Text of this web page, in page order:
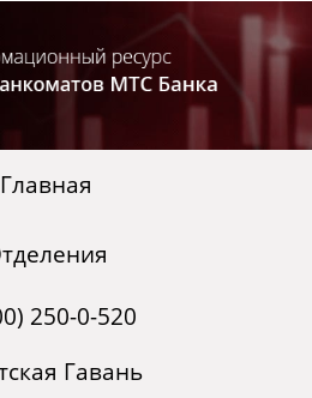
Главная
250-0-520
Гавань